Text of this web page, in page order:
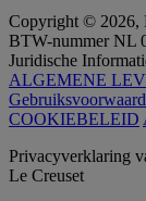
Copyright © 2026,
BTW-nummer NL
Juridische
ALGEMENE
COOKIEBELEID
Privacyverklaring
Le Creuset